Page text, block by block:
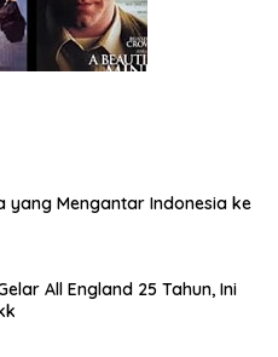
yang Mengantar Indonesia ke
All England 25 Tahun, Ini